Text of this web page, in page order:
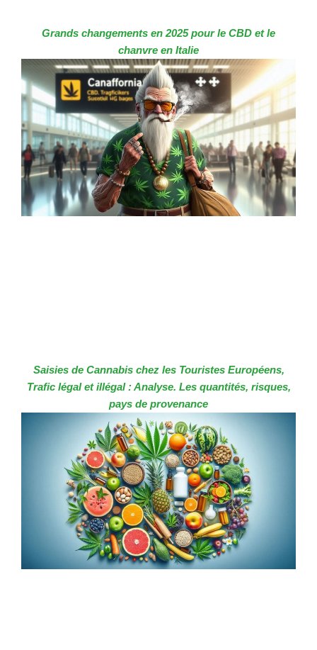
Grands changements en 2025 pour le CBD et le
chanvre en Italie
Saisies de Cannabis chez les Touristes Européens,
Trafic légal et illégal : Analyse. Les quantités, risques,
pays de provenance